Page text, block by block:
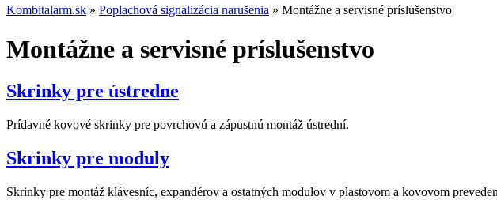
Kombitalarm.sk » Poplachová signalizácia narušenia » Montážne a servisné príslušenstvo
Montážne a servisné príslušenstvo
Skrinky pre ústredne
Prídavné kovové skrinky pre povrchovú a zápustnú montáž ústrední.
Skrinky pre moduly
Skrinky pre montáž klávesníc, expandérov a ostatných modulov v plastovom a kovovom